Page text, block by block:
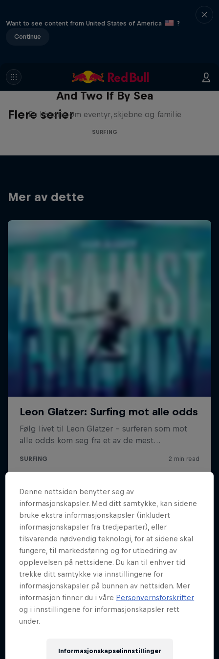
Want to see content from United States of America
?
Continue
Flere serier
And Two If By Sea
En historie om eventyr, skjebne og familie
SURFING
Mer av dette
Denne nettsiden benytter seg av
informasjonskapsler. Med ditt samtykke, kan sidene
bruke ekstra informasjonskapsler (inkludert
informasjonskapsler fra tredjeparter), eller
tilsvarende nødvendig teknologi, for at sidene skal
fungere, til markedsføring og for utbedring av
opplevelsen på nettsidene. Du kan til enhver tid
trekke ditt samtykke via innstillingene for
informasjonskapsler på bunnen av nettsiden. Mer
informasjon finner du i våre Personvernsforskrifter
og i innstillingene for informasjonskapsler rett
under.
Informasjonskapselinnstillinger